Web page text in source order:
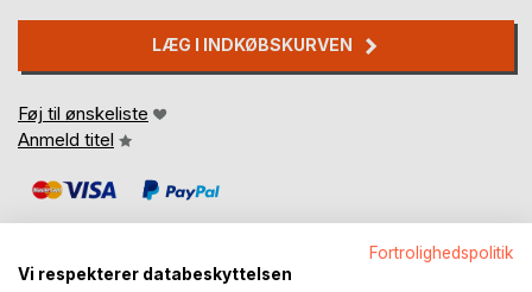
LÆG I INDKØBSKURVEN
Føj til ønskeliste
Anmeld titel
Fortrolighedspolitik
Vi respekterer databeskyttelsen